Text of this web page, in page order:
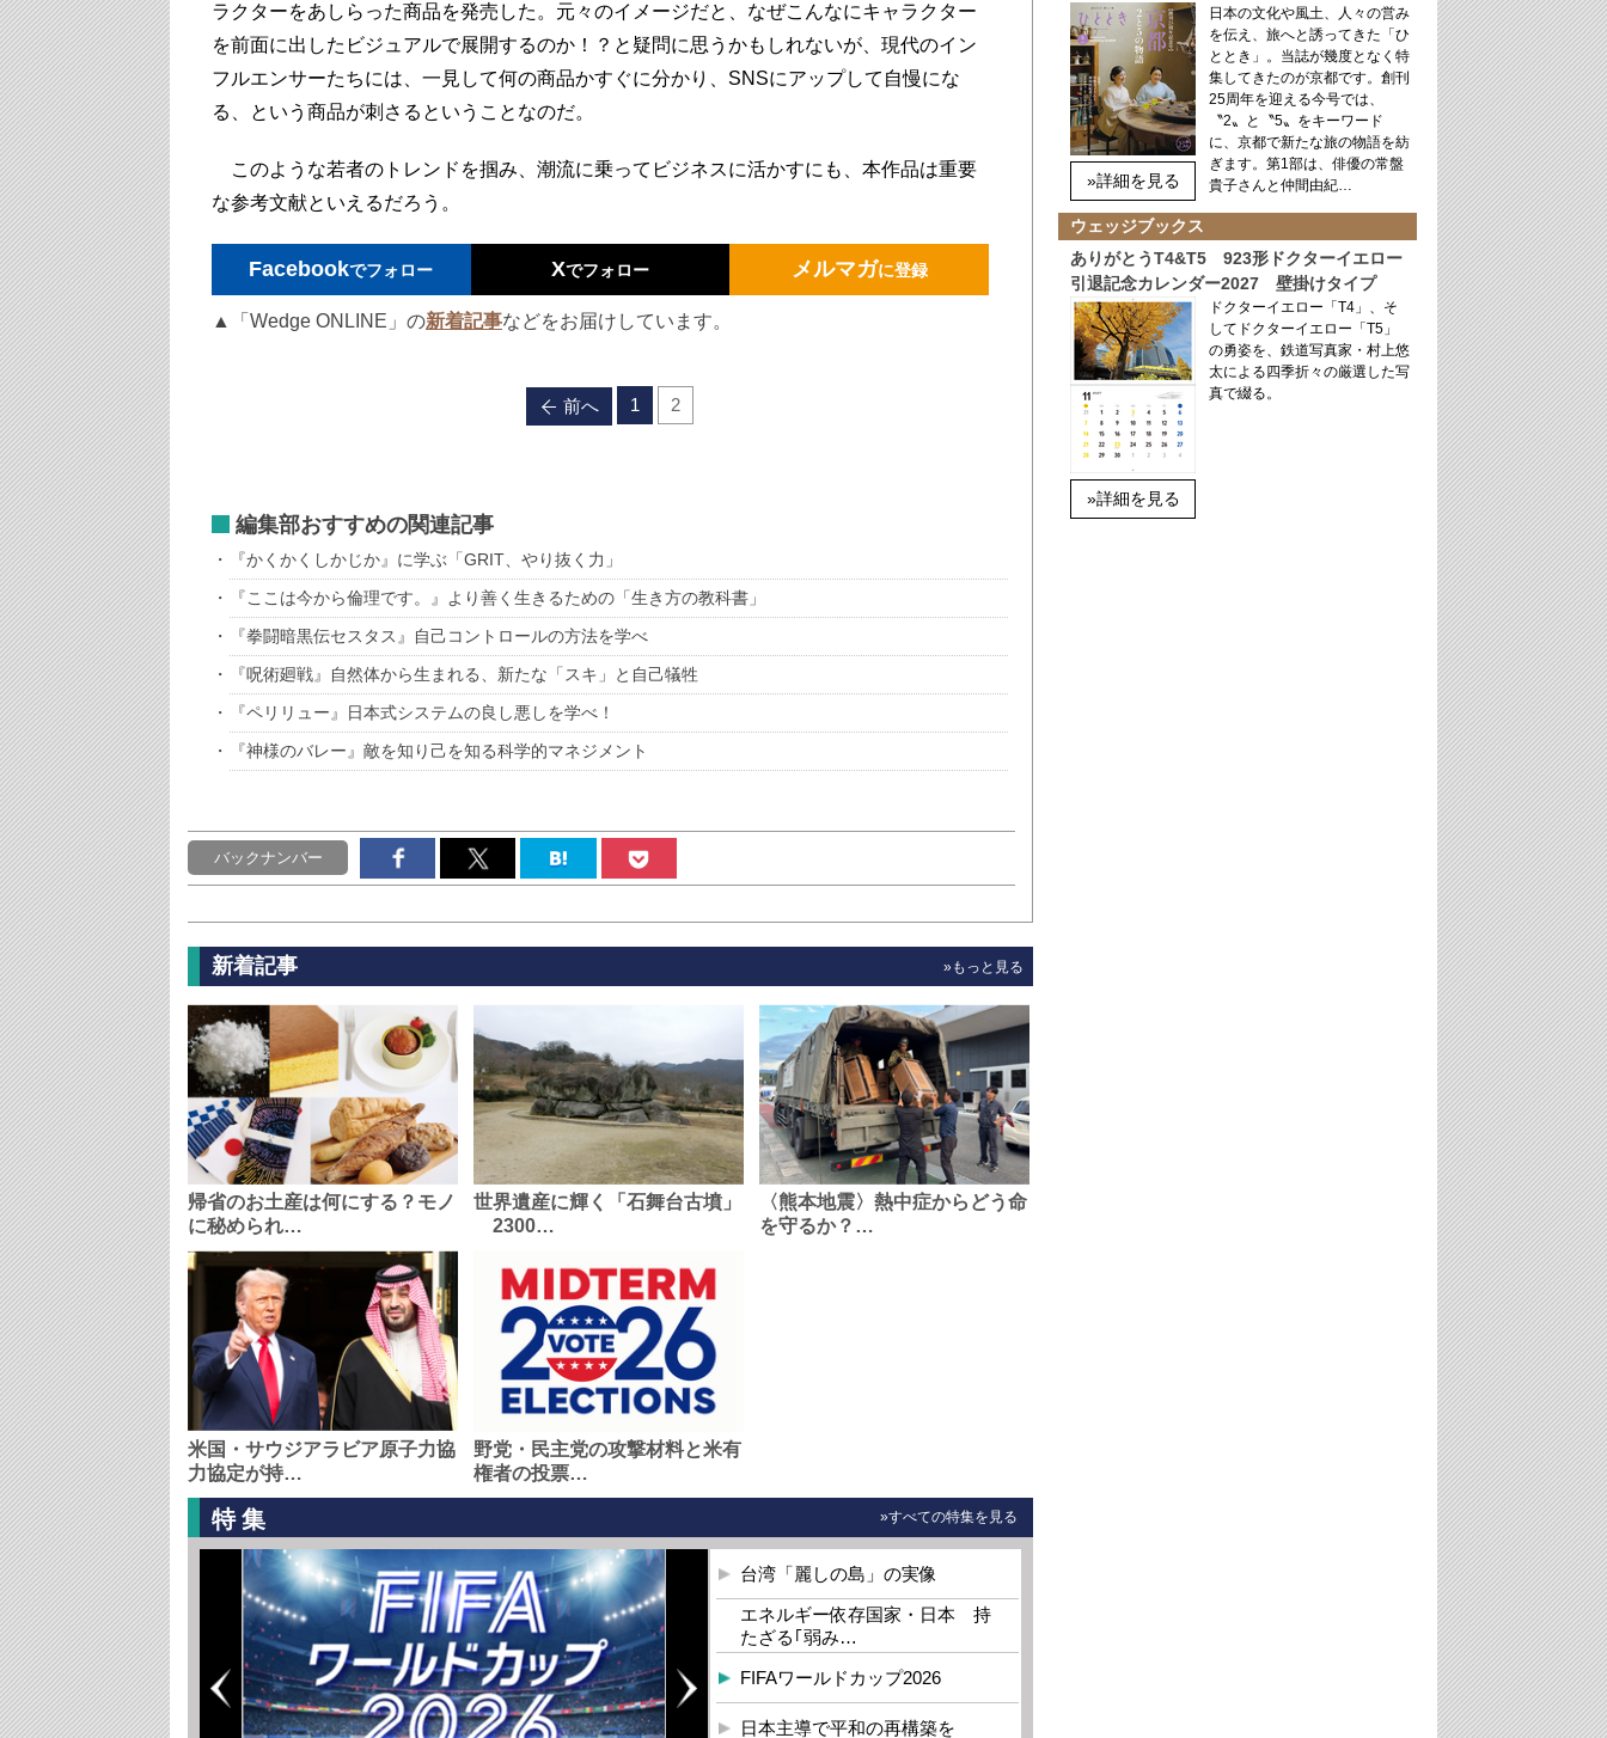
ラクターをあしらった商品を発売した。元々のイメージだと、なぜこんなにキャラクター
を前面に出したビジュアルで展開するのか！？と疑問に思うかもしれないが、現代のイン
フルエンサーたちには、一見して何の商品かすぐに分かり、SNSにアップして自慢にな
る、という商品が刺さるということなのだ。
このような若者のトレンドを掴み、潮流に乗ってビジネスに活かすにも、本作品は重要
な参考文献といえるだろう。
Facebookでフォロー Xでフォロー メルマガに登録
▲「Wedge ONLINE」の新着記事などをお届けしています。
前へ 1 2
編集部おすすめの関連記事
『かくかくしかじか』に学ぶ「GRIT、やり抜く力」
『ここは今から倫理です。』より善く生きるための「生き方の教科書」
『拳闘暗黒伝セスタス』自己コントロールの方法を学べ
『呪術廻戦』自然体から生まれる、新たな「スキ」と自己犠牲
『ペリリュー』日本式システムの良し悪しを学べ！
『神様のバレー』敵を知り己を知る科学的マネジメント
バックナンバー
新着記事 »もっと見る
帰省のお土産は何にする？モノ
に秘められ…
世界遺産に輝く「石舞台古墳」
2300…
〈熊本地震〉熱中症からどう命
を守るか？…
米国・サウジアラビア原子力協
力協定が持…
野党・民主党の攻撃材料と米有
権者の投票…
特集 »すべての特集を見る
台湾「麗しの島」の実像
エネルギー依存国家・日本 持
たざる｢弱み…
FIFAワールドカップ2026
日本主導で平和の再構築を
»詳細を見る
日本の文化や風土、人々の営み
を伝え、旅へと誘ってきた「ひ
ととき」。当誌が幾度となく特
集してきたのが京都です。創刊
25周年を迎える今号では、
〝2〟と〝5〟をキーワード
に、京都で新たな旅の物語を紡
ぎます。第1部は、俳優の常盤
貴子さんと仲間由紀…
ウェッジブックス
ありがとうT4&T5 923形ドクターイエロー
引退記念カレンダー2027 壁掛けタイプ
»詳細を見る
ドクターイエロー「T4」、そ
してドクターイエロー「T5」
の勇姿を、鉄道写真家・村上悠
太による四季折々の厳選した写
真で綴る。